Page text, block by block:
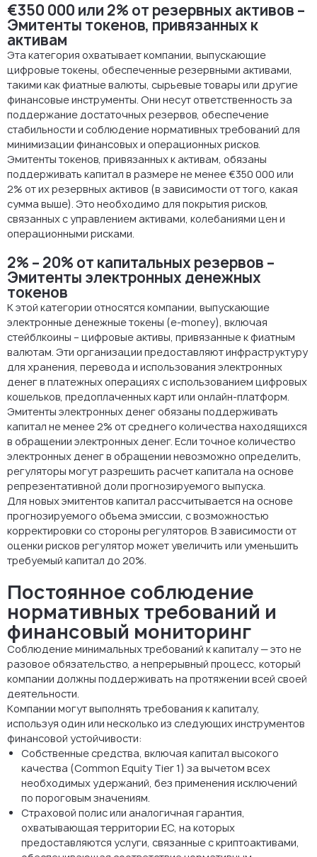
€350 000 или 2% от резервных активов –
Эмитенты токенов, привязанных к
активам
Эта категория охватывает компании, выпускающие
цифровые токены, обеспеченные резервными активами,
такими как фиатные валюты, сырьевые товары или другие
финансовые инструменты. Они несут ответственность за
поддержание достаточных резервов, обеспечение
стабильности и соблюдение нормативных требований для
минимизации финансовых и операционных рисков.
Эмитенты токенов, привязанных к активам, обязаны
поддерживать капитал в размере не менее €350 000 или
2% от их резервных активов (в зависимости от того, какая
сумма выше). Это необходимо для покрытия рисков,
связанных с управлением активами, колебаниями цен и
операционными рисками.
2% – 20% от капитальных резервов –
Эмитенты электронных денежных
токенов
К этой категории относятся компании, выпускающие
электронные денежные токены (e-money), включая
стейблкоины – цифровые активы, привязанные к фиатным
валютам. Эти организации предоставляют инфраструктуру
для хранения, перевода и использования электронных
денег в платежных операциях с использованием цифровых
кошельков, предоплаченных карт или онлайн-платформ.
Эмитенты электронных денег обязаны поддерживать
капитал не менее 2% от среднего количества находящихся
в обращении электронных денег. Если точное количество
электронных денег в обращении невозможно определить,
регуляторы могут разрешить расчет капитала на основе
репрезентативной доли прогнозируемого выпуска.
Для новых эмитентов капитал рассчитывается на основе
прогнозируемого объема эмиссии, с возможностью
корректировки со стороны регуляторов. В зависимости от
оценки рисков регулятор может увеличить или уменьшить
требуемый капитал до 20%.
Постоянное соблюдение
нормативных требований и
финансовый мониторинг
Соблюдение минимальных требований к капиталу — это не
разовое обязательство, а непрерывный процесс, который
компании должны поддерживать на протяжении всей своей
деятельности.
Компании могут выполнять требования к капиталу,
используя один или несколько из следующих инструментов
финансовой устойчивости:
Собственные средства, включая капитал высокого
качества (Common Equity Tier 1) за вычетом всех
необходимых удержаний, без применения исключений
по пороговым значениям.
Страховой полис или аналогичная гарантия,
охватывающая территории ЕС, на которых
предоставляются услуги, связанные с криптоактивами,